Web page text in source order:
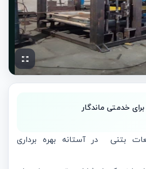
خدمتی ماندگار
بتنی در آستانه بهره برداری